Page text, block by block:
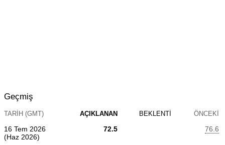
Geçmiş
TARIH (GMT) AÇIKLANAN BEKLENTI ÖNCEKI
16 Tem 2026
(Haz 2026)
72.5 76.6